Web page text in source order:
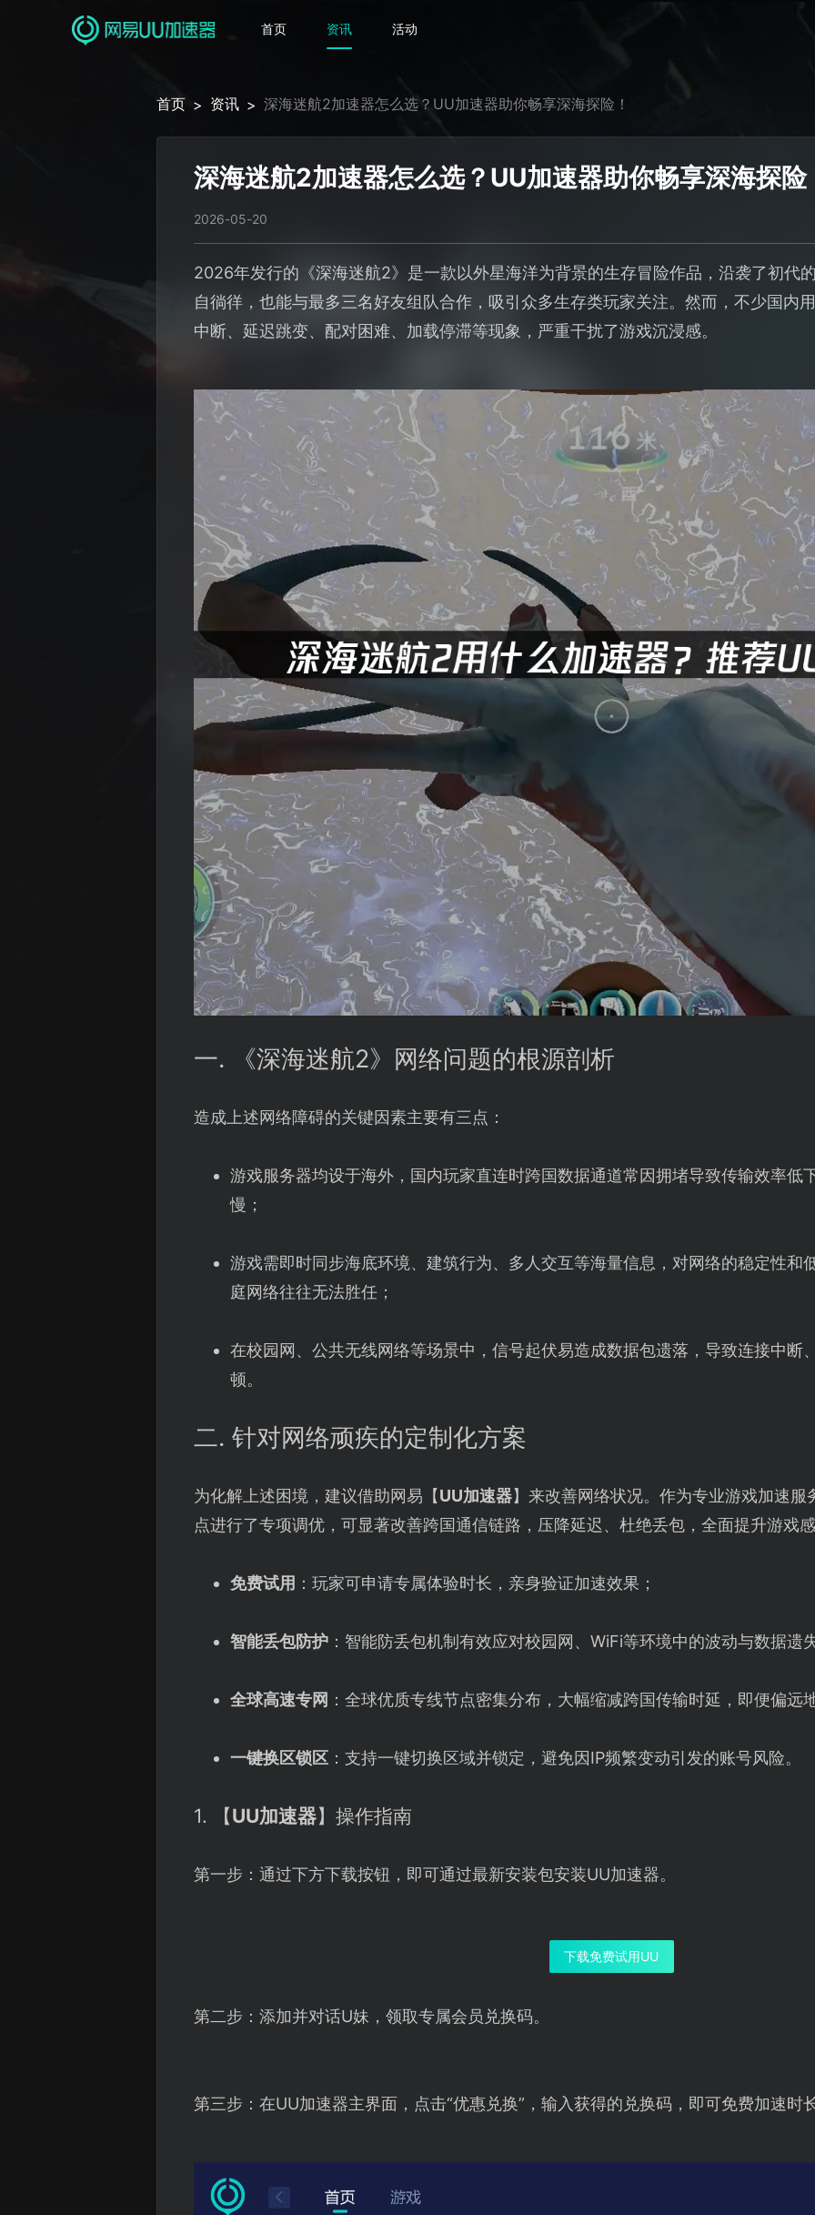
首页 资讯 活动
首页 > 资讯 > 深海迷航2加速器怎么选？UU加速器助你畅享深海探险！
深海迷航2加速器怎么选？UU加速器助你畅享深海探险
2026-05-20
2026年发行的《深海迷航2》是一款以外星海洋为背景的生存冒险作品，沿袭了初代
自徜徉，也能与最多三名好友组队合作，吸引众多生存类玩家关注。然而，不少国内
中断、延迟跳变、配对困难、加载停滞等现象，严重干扰了游戏沉浸感。
一. 《深海迷航2》网络问题的根源剖析
造成上述网络障碍的关键因素主要有三点：
游戏服务器均设于海外，国内玩家直连时跨国数据通道常因拥堵导致传输效率低
慢；
游戏需即时同步海底环境、建筑行为、多人交互等海量信息，对网络的稳定性和
庭网络往往无法胜任；
在校园网、公共无线网络等场景中，信号起伏易造成数据包遗落，导致连接中断
顿。
二. 针对网络顽疾的定制化方案
为化解上述困境，建议借助网易【UU加速器】来改善网络状况。作为专业游戏加速
点进行了专项调优，可显著改善跨国通信链路，压降延迟、杜绝丢包，全面提升游戏
免费试用 ：玩家可申请专属体验时长，亲身验证加速效果；
智能丢包防护：智能防丢包机制有效应对校园网、WiFi等环境中的波动与数据遗
全球高速专网 ：全球优质专线节点密集分布，大幅缩减跨国传输时延，即便偏远
一键换区锁区：支持一键切换区域并锁定，避免因IP频繁变动引发的账号风险。
1. 【UU加速器】操作指南
第一步：通过下方下载按钮，即可通过最新安装包安装UU加速器。
下载免费试用UU
第二步：添加并对话U妹，领取专属会员兑换码。
第三步：在UU加速器主界面，点击“优惠兑换”，输入获得的兑换码，即可免费加速时